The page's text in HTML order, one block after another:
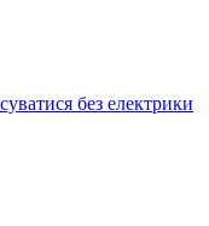
без електрики